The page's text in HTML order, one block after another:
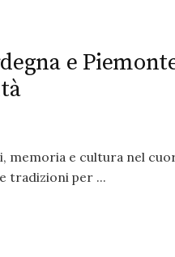
e
memoria e cultura nel
tradizioni per ...